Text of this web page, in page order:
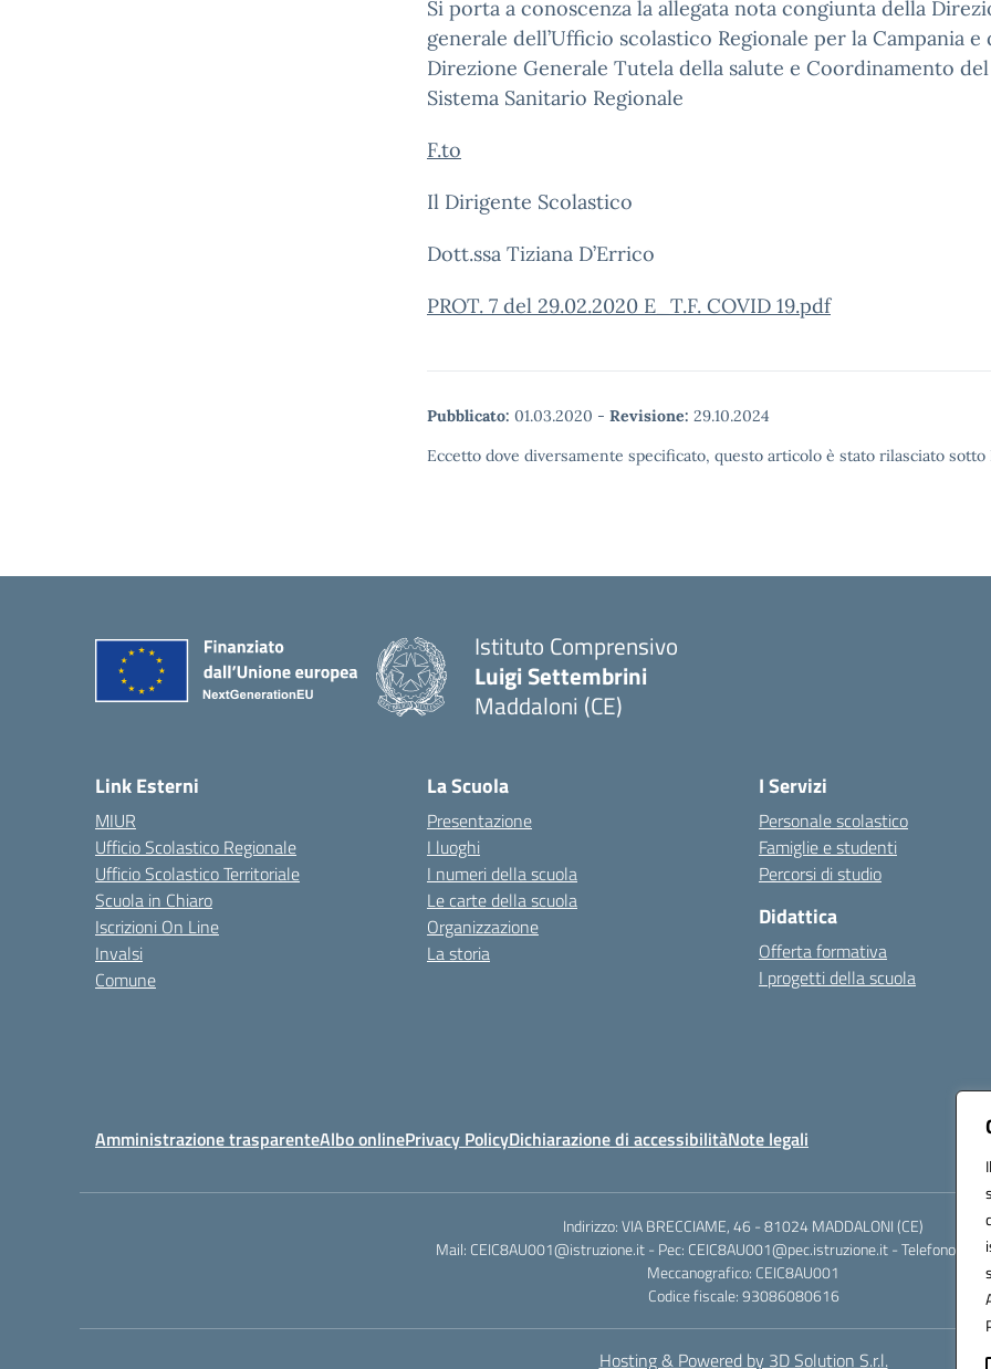
Si porta a conoscenza la allegata nota congiunta della
generale dell’Ufficio scolastico Regionale per la Campania e
Direzione Generale Tutela della salute e Coordinamento del
Sistema Sanitario Regionale
F.to
Il Dirigente Scolastico
Dott.ssa Tiziana D’Errico
PROT. 7 del 29.02.2020 E_T.F. COVID 19.pdf
Pubblicato: 01.03.2020 - Revisione: 29.10.2024
Eccetto dove diversamente specificato, questo articolo è stato rilasciato
Istituto Comprensivo
Luigi Settembrini
Maddaloni (CE)
Link Esterni
MIUR
Ufficio Scolastico Regionale
Ufficio Scolastico Territoriale
Scuola in Chiaro
Iscrizioni On Line
Invalsi
Comune
La Scuola
Presentazione
I luoghi
I numeri della scuola
Le carte della scuola
Organizzazione
La storia
I Servizi
Personale scolastico
Famiglie e studenti
Percorsi di studio
Didattica
Offerta formativa
I progetti della scuola
Amministrazione trasparenteAlbo onlinePrivacy PolicyDichiarazione di accessibilitàNote legali
Indirizzo: VIA BRECCIAME, 46 - 81024 MADDALONI (CE)
Mail: CEIC8AU001@istruzione.it - Pec: CEIC8AU001@pec.istruzione.it - Telefono:
Meccanografico: CEIC8AU001
Codice fiscale: 93086080616
Hosting & Powered by 3D Solution S.r.l.